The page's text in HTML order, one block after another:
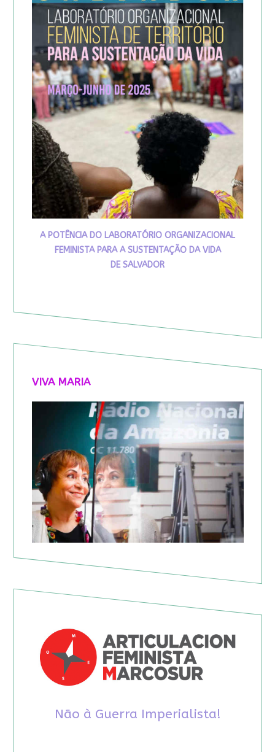
A POTÊNCIA DO LABORATÓRIO ORGANIZACIONAL
FEMINISTA PARA A SUSTENTAÇÃO DA VIDA
DE SALVADOR
VIVA MARIA
Não à Guerra Imperialista!